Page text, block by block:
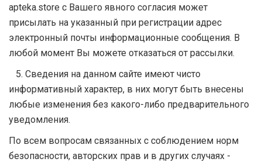
apteka.store с Вашего явного согласия может
присылать на указанный при регистрации адрес
электронный почты информационные сообщения. В
любой момент Вы можете отказаться от рассылки.
5. Сведения на данном сайте имеют чисто
информативный характер, в них могут быть внесены
любые изменения без какого-либо предварительного
уведомления.
По всем вопросам связанных с соблюдением норм
безопасности, авторских прав и в других случаях -